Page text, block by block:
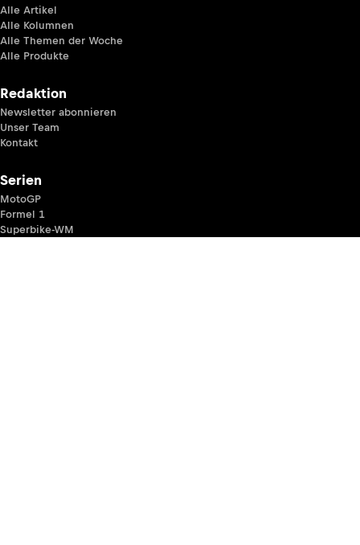
Alle Artikel
Alle Kolumnen
Alle Themen der Woche
Alle Produkte
Redaktion
Newsletter abonnieren
Unser Team
Kontakt
Serien
MotoGP
Formel 1
Superbike-WM